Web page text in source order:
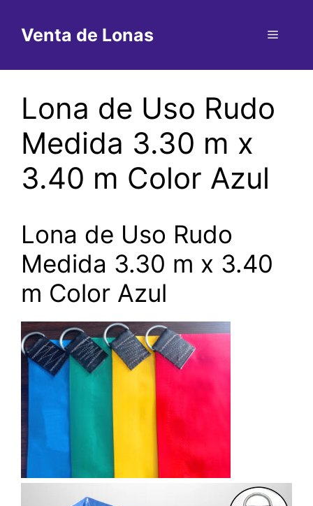
contenido
Venta de Lonas Menú
Lona de Uso Rudo
Medida 3.30 m x
3.40 m Color Azul
Lona de Uso Rudo
Medida 3.30 m x 3.40
m Color Azul